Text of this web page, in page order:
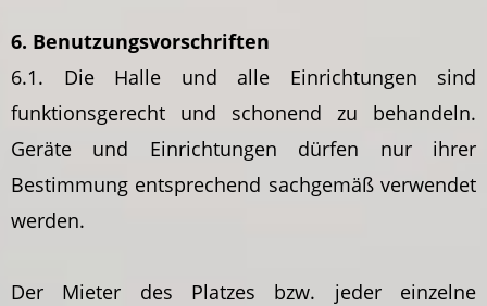
6. Benutzungsvorschriften
6.1. Die Halle und alle Einrichtungen sind
funktionsgerecht und schonend zu behandeln.
Geräte und Einrichtungen dürfen nur ihrer
Bestimmung entsprechend sachgemäß verwendet
werden.
Der Mieter des Platzes bzw. jeder einzelne